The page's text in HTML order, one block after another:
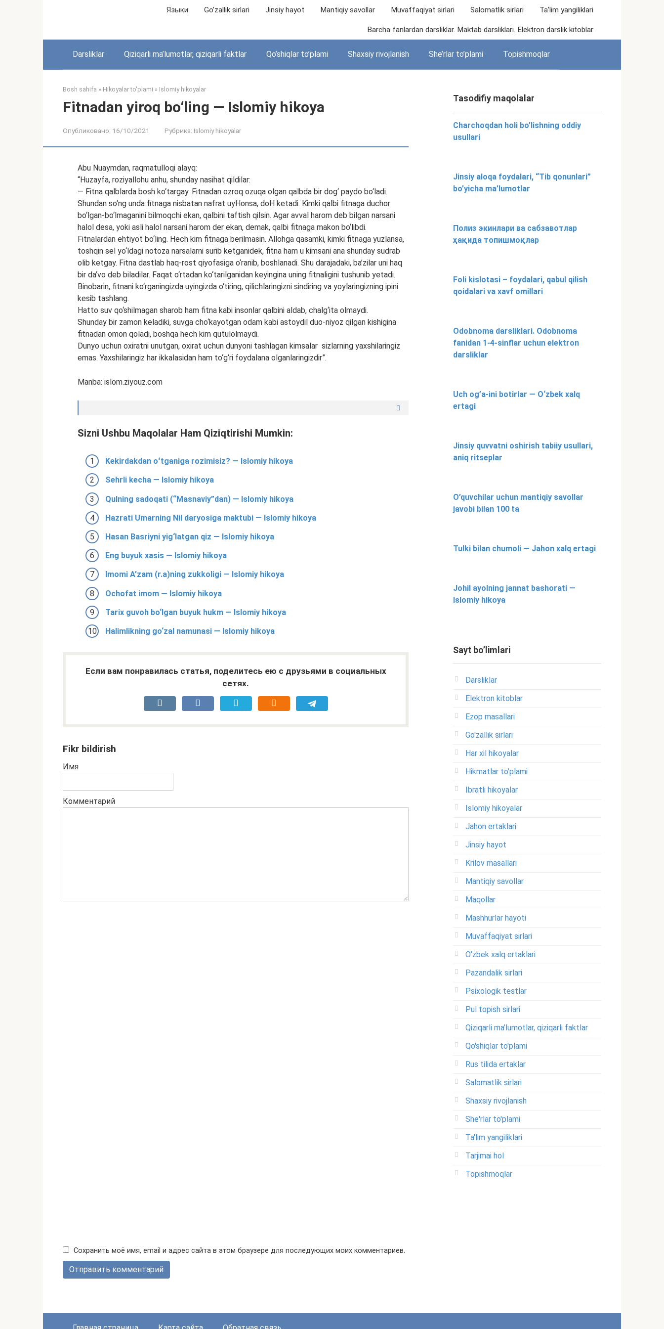
Языки Go’zallik sirlari Jinsiy hayot Mantiqiy savollar Muvaffaqiyat sirlari Salomatlik sirlari Ta’lim yangiliklari
Barcha fanlardan darsliklar. Maktab darsliklari. Elektron darslik kitoblar
Darsliklar Qiziqarli ma’lumotlar, qiziqarli faktlar Qo’shiqlar to’plami Shaxsiy rivojlanish She’rlar to’plami Topishmoqlar
Bosh sahifa » Hikoyalar to'plami » Islomiy hikoyalar
Fitnadan yiroq bo‘ling — Islomiy hikoya
Опубликовано: 16/10/2021 Рубрика: Islomiy hikoyalar
Abu Nuaymdan, raqmatulloqi alayq:
“Huzayfa, roziyallohu anhu, shunday nasihat qildilar:
— Fitna qalblarda bosh ko‘targay. Fitnadan ozroq ozuqa olgan qalbda bir dog‘ paydo bo‘ladi.
Shundan so‘ng unda fitnaga nisbatan nafrat uyHonsa, doH ketadi. Kimki qalbi fitnaga duchor
bo‘lgan-bo‘lmaganini bilmoqchi ekan, qalbini taftish qilsin. Agar avval harom deb bilgan narsani
halol desa, yoki asli halol narsani harom der ekan, demak, qalbi fitnaga makon bo‘libdi.
Fitnalardan ehtiyot bo‘ling. Hech kim fitnaga berilmasin. Allohga qasamki, kimki fitnaga yuzlansa,
toshqin sel yo‘ldagi notoza narsalarni surib ketganidek, fitna ham u kimsani ana shunday sudrab
olib ketgay. Fitna dastlab haq-rost qiyofasiga o‘ranib, boshlanadi. Shu darajadaki, ba’zilar uni haq
bir da’vo deb biladilar. Faqat o‘rtadan ko‘tarilganidan keyingina uning fitnaligini tushunib yetadi.
Binobarin, fitnani ko‘rganingizda uyingizda o‘tiring, qilichlaringizni sindiring va yoylaringizning ipini
kesib tashlang.
Hatto suv qo‘shilmagan sharob ham fitna kabi insonlar qalbini aldab, chalg‘ita olmaydi.
Shunday bir zamon keladiki, suvga cho‘kayotgan odam kabi astoydil duo-niyoz qilgan kishigina
fitnadan omon qoladi, boshqa hech kim qutulolmaydi.
Dunyo uchun oxiratni unutgan, oxirat uchun dunyoni tashlagan kimsalar sizlarning yaxshilaringiz
emas. Yaxshilaringiz har ikkalasidan ham to‘g‘ri foydalana olganlaringizdir”.
Manba: islom.ziyouz.com
Sizni Ushbu Maqolalar Ham Qiziqtirishi Mumkin:
Kekirdakdan oʻtganiga rozimisiz? — Islomiy hikoya
Sehrli kecha — Islomiy hikoya
Qulning sadoqati (“Masnaviy”dan) — Islomiy hikoya
Hazrati Umarning Nil daryosiga maktubi — Islomiy hikoya
Hasan Basriyni yig‘latgan qiz — Islomiy hikoya
Eng buyuk xasis — Islomiy hikoya
Imomi A’zam (r.a)ning zukkoligi — Islomiy hikoya
Ochofat imom — Islomiy hikoya
Tarix guvoh bo‘lgan buyuk hukm — Islomiy hikoya
Halimlikning go‘zal namunasi — Islomiy hikoya
Если вам понравилась статья, поделитесь ею с друзьями в социальных
сетях.
Fikr bildirish
Имя
Комментарий
Сохранить моё имя, email и адрес сайта в этом браузере для последующих моих комментариев.
Tasodifiy maqolalar
Charchoqdan holi bo’lishning oddiy
usullari
Jinsiy aloqa foydalari, “Tib qonunlari”
bo’yicha ma’lumotlar
Полиз экинлари ва сабзавотлар
ҳақида топишмоқлар
Foli kislotasi – foydalari, qabul qilish
qoidalari va xavf omillari
Odobnoma darsliklari. Odobnoma
fanidan 1-4-sinflar uchun elektron
darsliklar
Uch og’a-ini botirlar — O‘zbek xalq
ertagi
Jinsiy quvvatni oshirish tabiiy usullari,
aniq ritseplar
O’quvchilar uchun mantiqiy savollar
javobi bilan 100 ta
Tulki bilan chumoli — Jahon xalq ertagi
Johil ayolning jannat bashorati —
Islomiy hikoya
Sayt bo’limlari
Darsliklar
Elektron kitoblar
Ezop masallari
Go'zallik sirlari
Har xil hikoyalar
Hikmatlar to'plami
Ibratli hikoyalar
Islomiy hikoyalar
Jahon ertaklari
Jinsiy hayot
Krilov masallari
Mantiqiy savollar
Maqollar
Mashhurlar hayoti
Muvaffaqiyat sirlari
O'zbek xalq ertaklari
Pazandalik sirlari
Psixologik testlar
Pul topish sirlari
Qiziqarli ma’lumotlar, qiziqarli faktlar
Qo'shiqlar to'plami
Rus tilida ertaklar
Salomatlik sirlari
Shaxsiy rivojlanish
She'rlar to'plami
Ta'lim yangiliklari
Tarjimai hol
Topishmoqlar